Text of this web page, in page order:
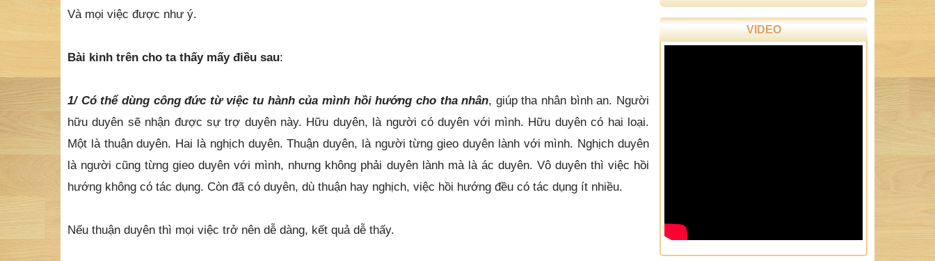
Và mọi việc được như ý.
Bài kinh trên cho ta thấy mấy điều sau:
1/ Có thể dùng công đức từ việc tu hành của mình hồi hướng cho tha nhân , giúp tha nhân bình an. Người
hữu duyên sẽ nhận được sự trợ duyên này. Hữu duyên, là người có duyên với mình. Hữu duyên có hai loại.
Một là thuận duyên. Hai là nghịch duyên. Thuận duyên, là người từng gieo duyên lành với mình. Nghịch duyên
là người cũng từng gieo duyên với mình, nhưng không phải duyên lành mà là ác duyên. Vô duyên thì việc hồi
hướng không có tác dụng. Còn đã có duyên, dù thuận hay nghịch, việc hồi hướng đều có tác dụng ít nhiều.
Nếu thuận duyên thì mọi việc trở nên dễ dàng, kết quả dễ thấy.
VIDEO